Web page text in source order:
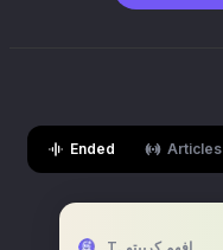
Ended Articles